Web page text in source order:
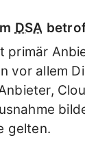
DSA
vor allem
gelten.